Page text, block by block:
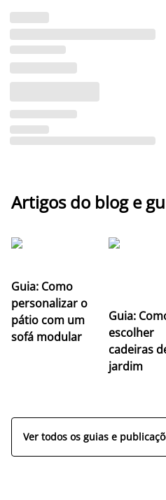
Artigos do blog e
Guia: Como
personalizar o
pátio com um
sofá modular
Guia:
escolher
cadeiras
jardim
Ver todos os guias e